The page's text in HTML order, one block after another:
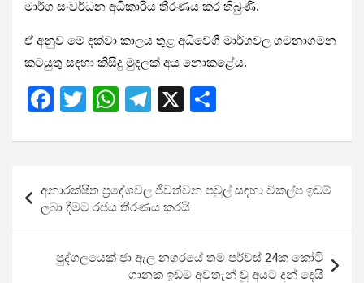
මාර්ග සංවර්ධන අධිකාරිය තීරණය කර තිබුණි.
ඒ අනුව මේ දක්වා කාලය තුළ අධිවේගී මාර්ගවල ගමනාගමන
කටයුතු සඳහා කිසිදු මුදලක් අය නොකළේය.
F
ce
o
o
k
T
tt
er
W
at
s
A
p
p
T
e
gr
a
m
X
ar
e
navigation
අනාරක්ෂිත ප්‍රදේශවල ජීවත්වන පවුල් සඳහා විකල්ප ඉඩම්
ලබා දීමට රජය තීරණය කරයි
පුද්ගලයෙක් ජා ඇල නගරයේ තම පර්චස් 24ක කෝටි
ගානක ඉඩම අවතැන් වූ අය​ට දන් දෙයි